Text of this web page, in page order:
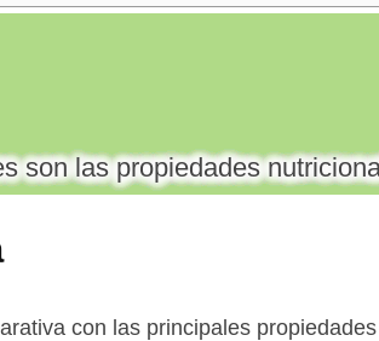
son las propiedades
con las principales